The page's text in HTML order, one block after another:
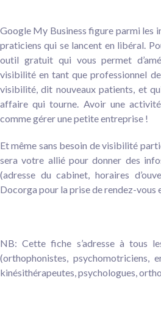
Google My Business figure parmi les
praticiens qui se lancent en libéral.
outil gratuit qui vous permet
visibilité en tant que professionnel
visibilité, dit nouveaux patients, et
affaire qui tourne. Avoir une
comme gérer une petite entreprise !
Et même sans besoin de visibilité
sera votre allié pour donner des
(adresse du cabinet, horaires
Docorga pour la prise de rendez-vous
NB: Cette fiche s’adresse à tous
(orthophonistes, psychomotriciens,
kinésithérapeutes, psychologues,